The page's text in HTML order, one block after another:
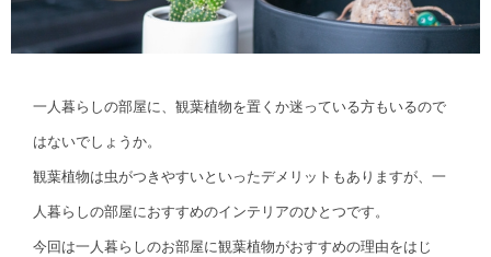
一人暮らしの部屋に、観葉植物を置くか迷っている方もいるので
はないでしょうか。
観葉植物は虫がつきやすいといったデメリットもありますが、一
人暮らしの部屋におすすめのインテリアのひとつです。
今回は一人暮らしのお部屋に観葉植物がおすすめの理由をはじ